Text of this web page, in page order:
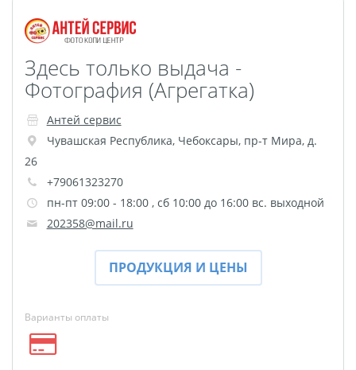
Здесь только выдача -
Фотография (Агрегатка)
Антей сервис
Чувашская Республика, Чебоксары, пр-т Мира, д.
26
+79061323270
пн-пт 09:00 - 18:00 , сб 10:00 до 16:00 вс. выходной
202358@mail.ru
ПРОДУКЦИЯ И ЦЕНЫ
Варианты оплаты